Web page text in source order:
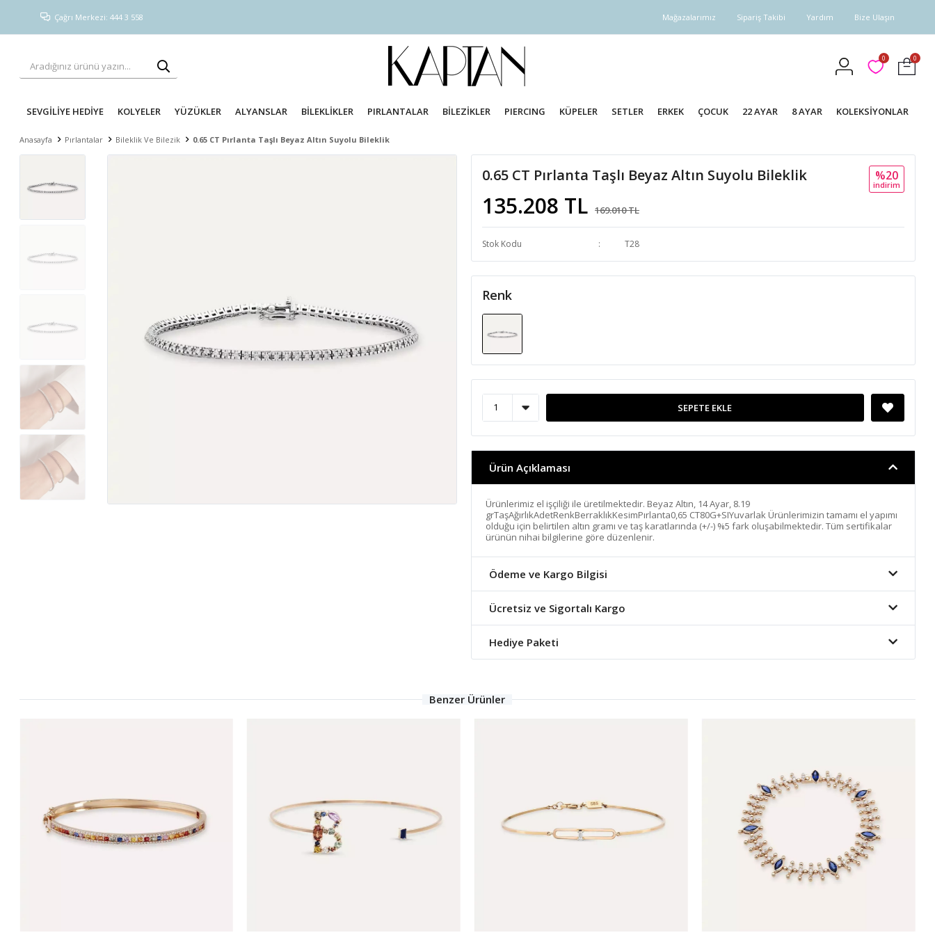
Çağrı Merkezi: 444 3 558 Mağazalarımız Sipariş Takibi Yardım Bize Ulaşın
0 0
SEVGİLİYE HEDİYE KOLYELER YÜZÜKLER ALYANSLAR BİLEKLİKLER PIRLANTALAR BİLEZİKLER PIERCING KÜPELER SETLER ERKEK ÇOCUK 22 AYAR 8 AYAR KOLEKSİYONLAR
Anasayfa Pırlantalar Bileklik Ve Bilezik 0.65 CT Pırlanta Taşlı Beyaz Altın Suyolu Bileklik
0.65 CT Pırlanta Taşlı Beyaz Altın Suyolu Bileklik
135.208 TL 169.010 TL
%20
i̇ndi̇ri̇m
Stok Kodu T28
Renk
SEPETE EKLE
Ürün Açıklaması
Ürünlerimiz el işçiliği ile üretilmektedir. Beyaz Altın, 14 Ayar, 8.19
grTaşAğırlıkAdetRenkBerraklıkKesimPırlanta0,65 CT80G+SIYuvarlak Ürünlerimizin tamamı el yapımı
olduğu için belirtilen altın gramı ve taş karatlarında (+/-) %5 fark oluşabilmektedir. Tüm sertifikalar
ürünün nihai bilgilerine göre düzenlenir.
Ödeme ve Kargo Bilgisi
Ücretsiz ve Sigortalı Kargo
Hediye Paketi
Benzer Ürünler